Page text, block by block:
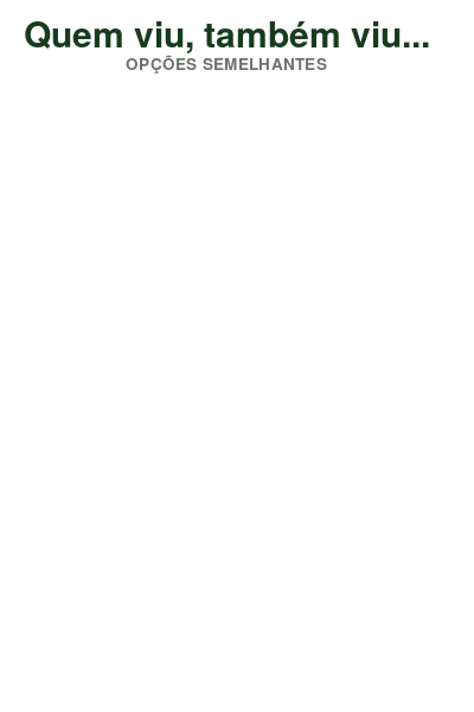
Quem viu, também viu...
OPÇÕES SEMELHANTES